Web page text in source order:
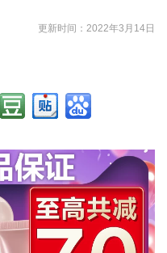
更新时间：2022年3月14日